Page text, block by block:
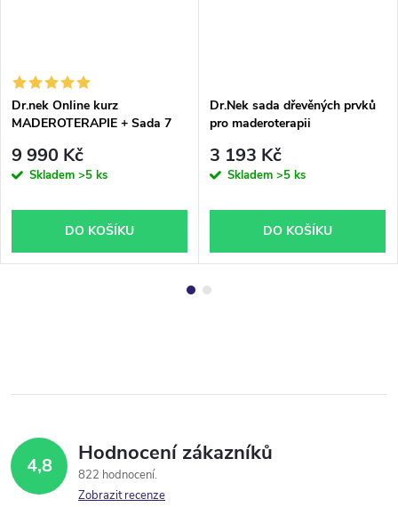
Dr.nek Online kurz
MADEROTERAPIE + Sada 7
online verze
9 990 Kč
Skladem >5 ks
DO KOŠÍKU
Dr.Nek sada dřevěných prvků
pro maderoterapii
3 193 Kč
Skladem >5 ks
DO KOŠÍKU
4,8 Hodnocení zákazníků
822 hodnocení
Zobrazit recenze